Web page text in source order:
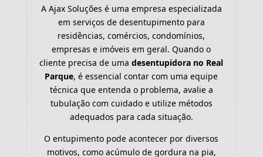
A Ajax Soluções é uma empresa especializada
em serviços de desentupimento para
residências, comércios, condomínios,
empresas e imóveis em geral. Quando o
cliente precisa de umadesentupidora no Real
Parque, é essencial contar com uma equipe
técnica que entenda o problema, avalie a
tubulação com cuidado e utilize métodos
adequados para cada situação.
O entupimento pode acontecer por diversos
motivos, como acúmulo de gordura na pia,